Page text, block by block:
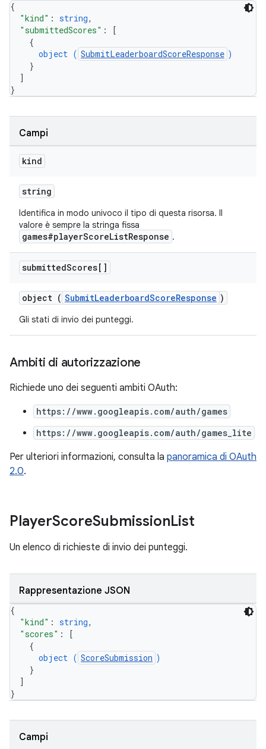
{
"kind" : string,
"submittedScores" :
[
{
object ( SubmitLeaderboardScoreResponse )
}
]
}
Campi
kind
string
Identifica in modo univoco il tipo di questa risorsa. Il
valore è sempre la stringa fissa
games#playerScoreListResponse .
submittedScores[]
object ( SubmitLeaderboardScoreResponse )
Gli stati di invio dei punteggi.
Ambiti di autorizzazione
Richiede uno dei seguenti ambiti OAuth:
https://www.googleapis.com/auth/games
https://www.googleapis.com/auth/games_lite
Per ulteriori informazioni, consulta la panoramica di OAuth
2.0.
PlayerScoreSubmissionList
Un elenco di richieste di invio dei punteggi.
Rappresentazione JSON
{
"kind" : string,
"scores" :
[
{
object ( ScoreSubmission )
}
]
}
Campi